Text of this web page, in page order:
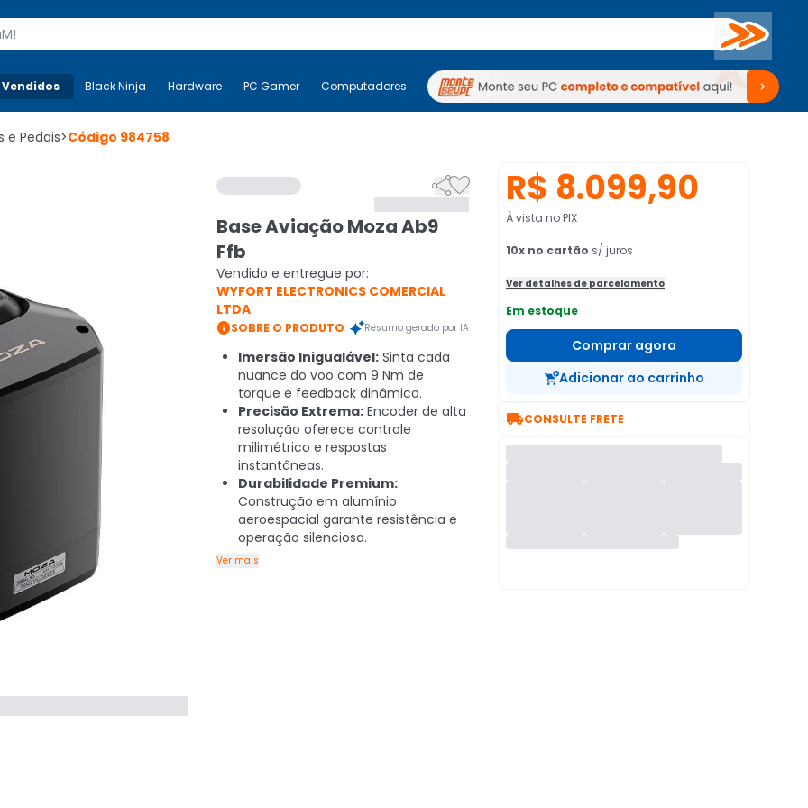
Buscar
Mais-v- Black Ninja Hardware PC Gamer Computadores Periféricos TV Venda no KaBuM!
Black Ninja Hardware PC Gamer Computadores Periféricos TV Venda no KaBuM!
e Pedais>Código 984758

Base Aviação Moza Ab9
Ffb
Vendido e entregue por:
WYFORT ELECTRONICS COMERCIAL
LTDA
SOBRE O PRODUTO Resumo gerado por IA
Imersão Inigualável: Sinta cada
nuance do voo com 9 Nm de
torque e feedback dinâmico.
Precisão Extrema: Encoder de alta
resolução oferece controle
milimétrico e respostas
instantâneas.
Durabilidade Premium:
Construção em alumínio
aeroespacial garante resistência e
operação silenciosa.
Ver mais
R$ 8.099,90
À vista no PIX
10x no cartão s/ juros
Ver detalhes de parcelamento
Em estoque
Comprar agora
Adicionar ao carrinho
CONSULTE FRETE